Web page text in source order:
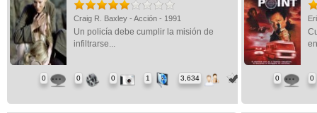
Craig R. Baxley - Acción - 1991
Un policía debe cumplir la misión de
infiltrarse...
0 0 0 1 3,634 0 0